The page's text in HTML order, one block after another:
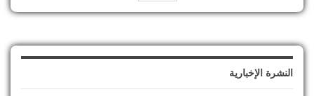
النشرة الإخبارية